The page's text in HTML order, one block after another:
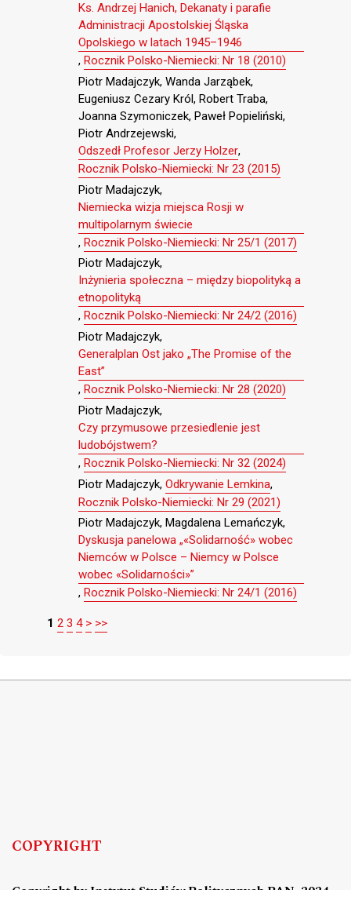
Ks. Andrzej Hanich, Dekanaty i parafie
Administracji Apostolskiej Śląska
Opolskiego w latach 1945–1946
, Rocznik Polsko-Niemiecki: Nr 18 (2010)
Piotr Madajczyk, Wanda Jarząbek,
Eugeniusz Cezary Król, Robert Traba,
Joanna Szymoniczek, Paweł Popieliński,
Piotr Andrzejewski,
Odszedł Profesor Jerzy Holzer,
Rocznik Polsko-Niemiecki: Nr 23 (2015)
Piotr Madajczyk,
Niemiecka wizja miejsca Rosji w
multipolarnym świecie
, Rocznik Polsko-Niemiecki: Nr 25/1 (2017)
Piotr Madajczyk,
Inżynieria społeczna – między biopolityką a
etnopolityką
, Rocznik Polsko-Niemiecki: Nr 24/2 (2016)
Piotr Madajczyk,
Generalplan Ost jako „The Promise of the
East”
, Rocznik Polsko-Niemiecki: Nr 28 (2020)
Piotr Madajczyk,
Czy przymusowe przesiedlenie jest
ludobójstwem?
, Rocznik Polsko-Niemiecki: Nr 32 (2024)
Piotr Madajczyk, Odkrywanie Lemkina,
Rocznik Polsko-Niemiecki: Nr 29 (2021)
Piotr Madajczyk, Magdalena Lemańczyk,
Dyskusja panelowa „«Solidarność» wobec
Niemców w Polsce – Niemcy w Polsce
wobec «Solidarności»”
, Rocznik Polsko-Niemiecki: Nr 24/1 (2016)
1 2 3 4 > >>
COPYRIGHT
Copyright by Instytut Studiów Politycznych PAN, 2024